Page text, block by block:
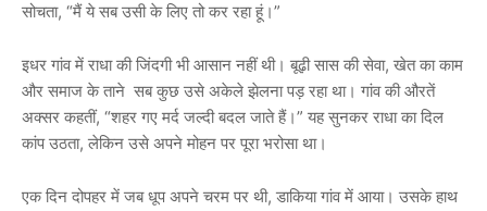
सोचता, “मैं ये सब उसी के लिए तो कर रहा हूं।”
इधर गांव में राधा की जिंदगी भी आसान नहीं थी। बूढ़ी सास की सेवा, खेत का काम
और समाज के ताने सब कुछ उसे अकेले झेलना पड़ रहा था। गांव की औरतें
अक्सर कहतीं, “शहर गए मर्द जल्दी बदल जाते हैं।” यह सुनकर राधा का दिल
कांप उठता, लेकिन उसे अपने मोहन पर पूरा भरोसा था।
एक दिन दोपहर में जब धूप अपने चरम पर थी, डाकिया गांव में आया। उसके हाथ